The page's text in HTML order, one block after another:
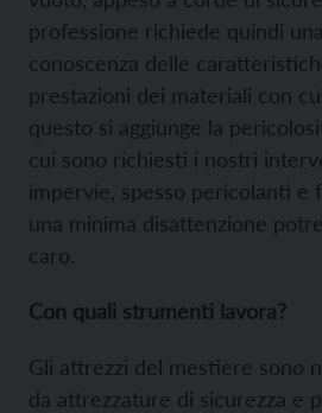
professione richiede quindi
conoscenza delle
prestazioni dei materiali con
questo si aggiunge la
cui sono richiesti i nostri
impervie, spesso pericolanti e
una minima disattenzione
caro.
Con quali strumenti lavora?
Gli attrezzi del mestiere sono
da attrezzature di sicurezza e